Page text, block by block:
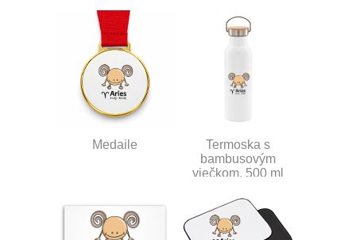
Medaile
Termoska s
bambusovým
viečkom, 500 ml